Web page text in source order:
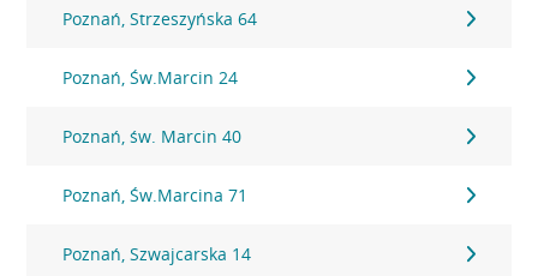
Poznań, Strzeszyńska 64
Poznań, Św.Marcin 24
Poznań, św. Marcin 40
Poznań, Św.Marcina 71
Poznań, Szwajcarska 14